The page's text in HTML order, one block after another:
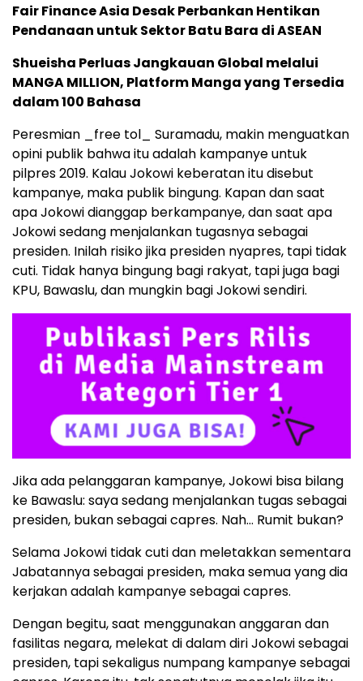
Fair Finance Asia Desak Perbankan Hentikan
Pendanaan untuk Sektor Batu Bara di ASEAN
Shueisha Perluas Jangkauan Global melalui
MANGA MILLION, Platform Manga yang Tersedia
dalam 100 Bahasa
Peresmian _free tol_ Suramadu, makin menguatkan
opini publik bahwa itu adalah kampanye untuk
pilpres 2019. Kalau Jokowi keberatan itu disebut
kampanye, maka publik bingung. Kapan dan saat
apa Jokowi dianggap berkampanye, dan saat apa
Jokowi sedang menjalankan tugasnya sebagai
presiden. Inilah risiko jika presiden nyapres, tapi tidak
cuti. Tidak hanya bingung bagi rakyat, tapi juga bagi
KPU, Bawaslu, dan mungkin bagi Jokowi sendiri.
Jika ada pelanggaran kampanye, Jokowi bisa bilang
ke Bawaslu: saya sedang menjalankan tugas sebagai
presiden, bukan sebagai capres. Nah… Rumit bukan?
Selama Jokowi tidak cuti dan meletakkan sementara
Jabatannya sebagai presiden, maka semua yang dia
kerjakan adalah kampanye sebagai capres.
Dengan begitu, saat menggunakan anggaran dan
fasilitas negara, melekat di dalam diri Jokowi sebagai
presiden, tapi sekaligus numpang kampanye sebagai